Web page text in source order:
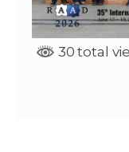
30 total